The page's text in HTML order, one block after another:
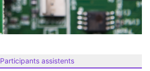
Participants assistents